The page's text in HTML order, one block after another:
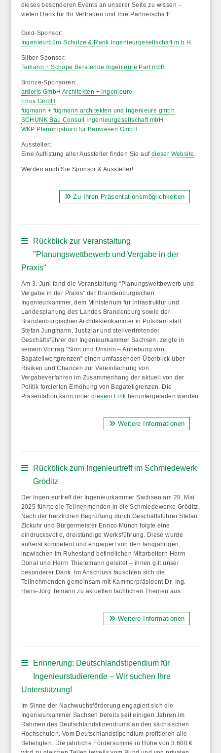
dieses besonderen Events an unserer Seite zu wissen –
vielen Dank für Ihr Vertrauen und Ihre Partnerschaft!
Gold-Sponsor:
Ingenieurbüro Schulze & Rank Ingenieurgesellschaft m.b.H.
Silber-Sponsor:
Temann + Schöpe Beratende Ingenieure Part mbB
Bronze-Sponsoren:
ardoris GmbH Architekten + Ingenieure
Erlos GmbH
fugmann + fugmann architekten und ingenieure gmbh
SCHUNK Bau.Consult Ingenieurgesellschaft mbH
WKP Planungsbüro für Bauwesen GmbH
Aussteller:
Eine Auflistung aller Aussteller finden Sie auf dieser Website
Werden auch Sie Sponsor & Aussteller!
Zu Ihren Präsentationsmöglichkeiten
Rückblick zur Veranstaltung
"Planungswettbewerb und Vergabe in der
Praxis"
Am 3. Juni fand die Veranstaltung “Planungswettbewerb und
Vergabe in der Praxis” der Brandenburgischen
Ingenieurkammer, dem Ministerium für Infrastruktur und
Landesplanung des Landes Brandenburg sowie der
Brandenburgischen Architektenkammer in Potsdam statt.
Stefan Jungmann, Justiziar und stellvertretender
Geschäftsführer der Ingenieurkammer Sachsen, zeigte in
seinem Vortrag “Sinn und Unsinn – Anhebung von
Bagatellwertgrenzen” einen umfassenden Überblick über
Risiken und Chancen zur Vereinfachung von
Vergabeverfahren im Zusammenhang der aktuell von der
Politik forcierten Erhöhung von Bagatellgrenzen. Die
Präsentation kann unterdiesem Link heruntergeladen werden
Weitere Informationen
Rückblick zum Ingenieurtreff im Schmiedewerk
Gröditz
Der Ingenieurtreff der Ingenieurkammer Sachsen am 28. Mai
2025 führte die Teilnehmenden in die Schmiedewerke Gröditz.
Nach der herzlichen Begrüßung durch Geschäftsführer Stefan
Zickuhr und Bürgermeister Enrico Münch folgte eine
eindrucksvolle, dreistündige Werksführung. Diese wurde
äußerst kompetent und engagiert von den langjährigen,
inzwischen im Ruhestand befindlichen Mitarbeitern Herrn
Donat und Herrn Thielemann geleitet – ihnen gilt unser
besonderer Dank. Im Anschluss tauschten sich die
Teilnehmenden gemeinsam mit Kammerpräsident Dr.-Ing.
Hans-Jörg Temann zu aktuellen fachlichen Themen aus.
Weitere Informationen
Erinnerung: Deutschlandstipendium für
Ingenieurstudierende – Wir suchen Ihre
Unterstützung!
Im Sinne der Nachwuchsförderung engagiert sich die
Ingenieurkammer Sachsen bereits seit einigen Jahren im
Rahmen des Deutschlandstipendiums an den sächsischen
Hochschulen. Vom Deutschlandstipendium profitieren alle
Beteiligten. Die jährliche Fördersumme in Höhe von 3.600 €